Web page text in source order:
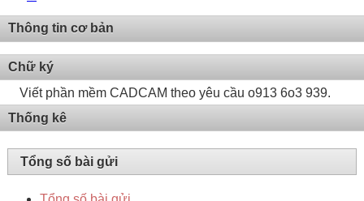
Thông tin cơ bản
Chữ ký
Viết phần mềm CADCAM theo yêu cầu o913 6o3 939.
Thống kê
Tổng số bài gửi